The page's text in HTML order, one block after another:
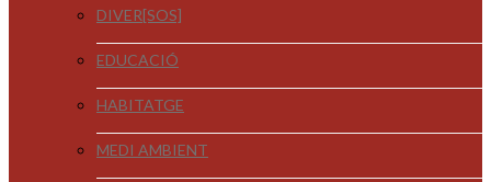
DIVER[SOS]
EDUCACIÓ
HABITATGE
MEDI AMBIENT